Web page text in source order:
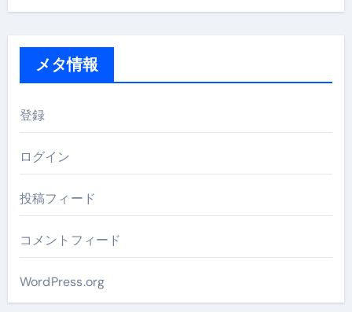
メタ情報
登録
ログイン
投稿フィード
コメントフィード
WordPress.org